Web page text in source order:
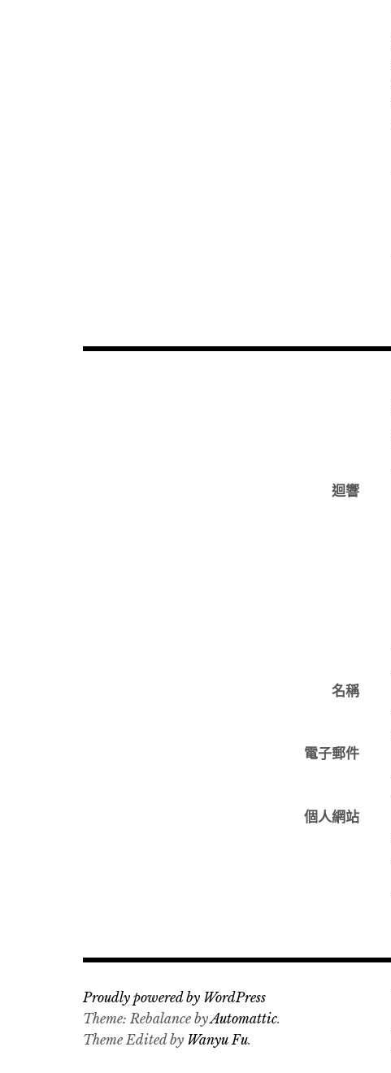
迴響
名稱
電子郵件
個人網站
Proudly powered by WordPress
Theme: Rebalance byAutomattic.
Theme Edited by Wanyu Fu.